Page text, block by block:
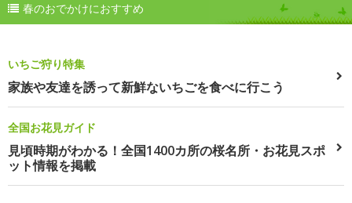
春のおでかけにおすすめ
いちご狩り特集
家族や友達を誘って新鮮ないちごを食べに行こう
全国お花見ガイド
見頃時期がわかる！全国1400カ所の桜名所・お花見スポ
ット情報を掲載